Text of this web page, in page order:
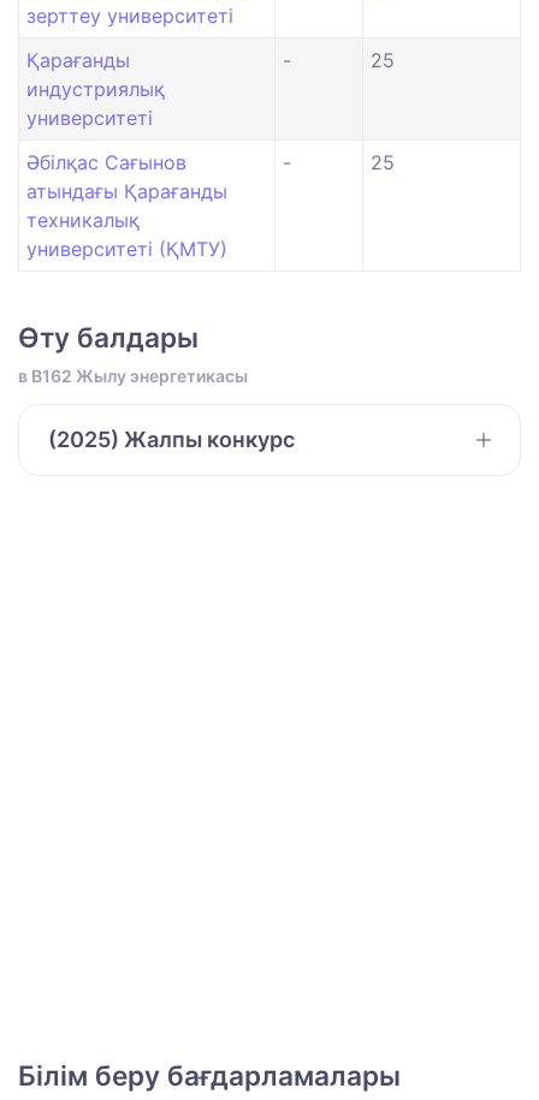
зерттеу университеті
Қарағанды
индустриялық
университеті
- 25
Әбілқас Сағынов
атындағы Қарағанды
техникалық
университеті (ҚМТУ)
- 25
Өту балдары
в B162 Жылу энергетикасы
(2025) Жалпы конкурс
Білім беру бағдарламалары